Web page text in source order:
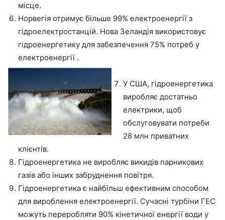
місце.
Норвегія отримує більше 99% електроенергії з
гідроелектростанцій. Нова Зеландія використовує
гідроенергетику для забезпечення 75% потреб у
електроенергії .
У США, гідроенергетика
виробляє достатньо
електрики, щоб
обслуговувати потреби
28 млн приватних
клієнтів.
Гідроенергетика не виробляє викидів парникових
газів або інших забруднення повітря.
Гідроенергетика є найбільш ефективним способом
для вироблення електроенергії. Сучасні турбіни ГЕС
можуть переробляти 90% кінетичної енергії води у